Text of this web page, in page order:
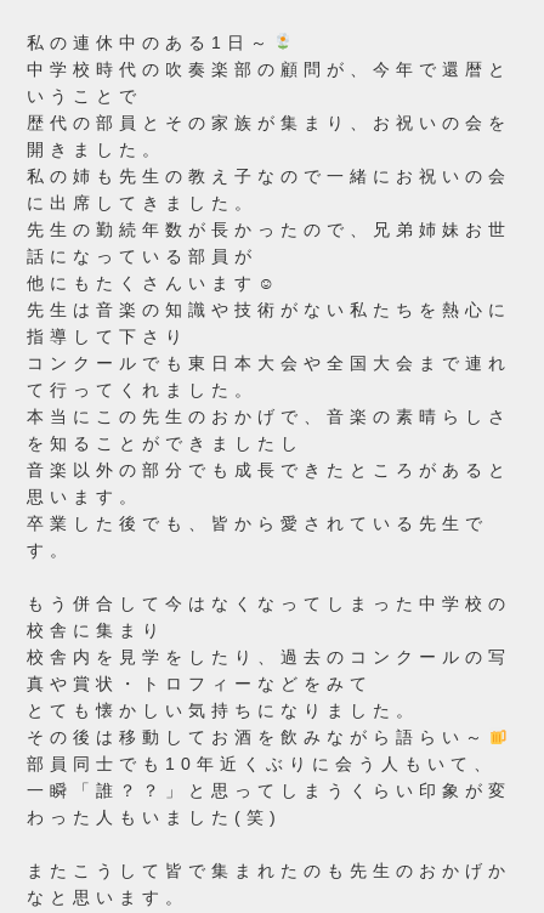
私の連休中のある1日～
中学校時代の吹奏楽部の顧問が、今年で還暦と
いうことで
歴代の部員とその家族が集まり、お祝いの会を
開きました。
私の姉も先生の教え子なので一緒にお祝いの会
に出席してきました。
先生の勤続年数が長かったので、兄弟姉妹お世
話になっている部員が
他にもたくさんいます☺
先生は音楽の知識や技術がない私たちを熱心に
指導して下さり
コンクールでも東日本大会や全国大会まで連れ
て行ってくれました。
本当にこの先生のおかげで、音楽の素晴らしさ
を知ることができましたし
音楽以外の部分でも成長できたところがあると
思います。
卒業した後でも、皆から愛されている先生で
す。
もう併合して今はなくなってしまった中学校の
校舎に集まり
校舎内を見学をしたり、過去のコンクールの写
真や賞状・トロフィーなどをみて
とても懐かしい気持ちになりました。
その後は移動してお酒を飲みながら語らい～
部員同士でも10年近くぶりに会う人もいて、
一瞬「誰？？」と思ってしまうくらい印象が変
わった人もいました(笑)
またこうして皆で集まれたのも先生のおかげか
なと思います。